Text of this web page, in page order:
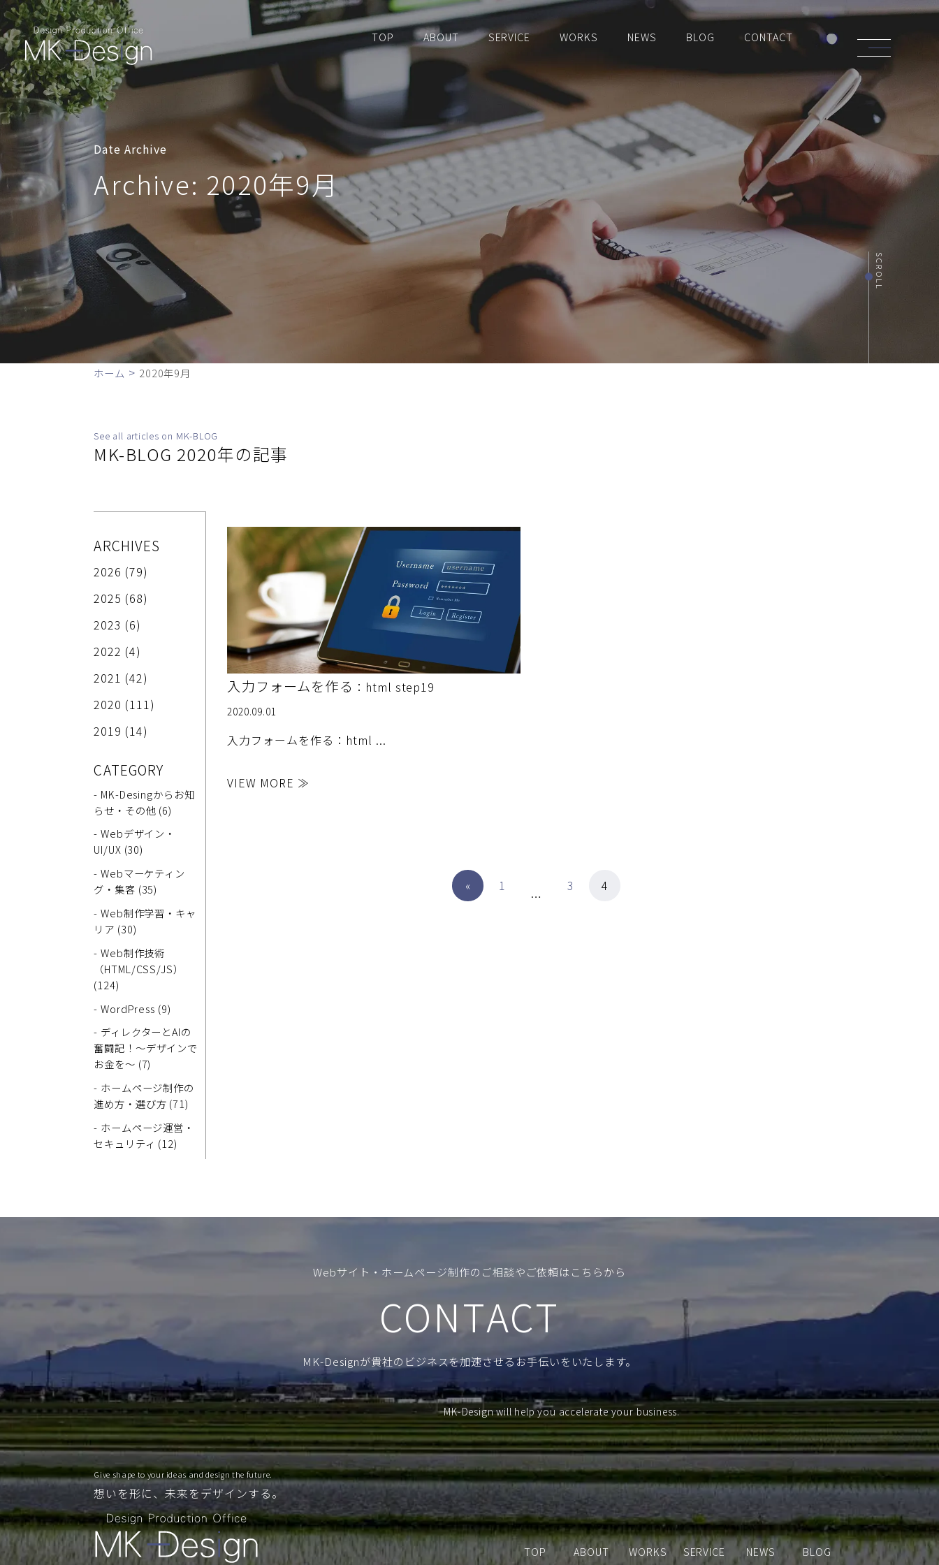
TOP ABOUT SERVICE WORKS NEWS BLOG CONTACT
Date Archive
Archive: 2020年9月
SCROLL
ホーム > 2020年9月
See all articles on MK-BLOG
MK-BLOG 2020年の記事
入力フォームを作る ：html step19
2020.09.01
入力フォームを作る：html ...
VIEW MORE ≫
« 1
…
3 4
ARCHIVES
2026 (79)
2025 (68)
2023 (6)
2022 (4)
2021 (42)
2020 (111)
2019 (14)
CATEGORY
- MK-Desingからお知
らせ・その他 (6)
- Webデザイン・
UI/UX (30)
- Webマーケティン
グ・集客 (35)
- Web制作学習・キャ
リア (30)
- Web制作技術
（HTML/CSS/JS）
(124)
- WordPress (9)
- ディレクターとAIの
奮闘記！～デザインで
お金を～ (7)
- ホームページ制作の
進め方・選び方 (71)
- ホームページ運営・
セキュリティ (12)
Webサイト・ホームページ制作の ご相談やご依頼はこちらから
CONTACT
MK-Designが貴社のビジネスを加速させるお手伝いをいたします。
MK-Design will help you accelerate your business.
TOP ABOUT WORKS SERVICE NEWS BLOG
Give shape to your ideas and design the future.
想いを形に、未来をデザインする。